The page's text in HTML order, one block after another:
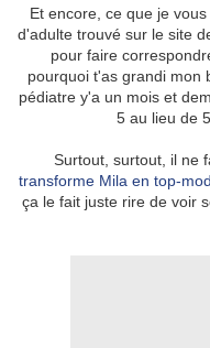
Et encore, ce que je
d'adulte trouvé sur le site
pour faire
pourquoi t'as grandi mon
pédiatre y'a un mois et
5 au lieu de
Surtout, surtout, il ne
transforme Mila en top-
ça le fait juste rire de voir